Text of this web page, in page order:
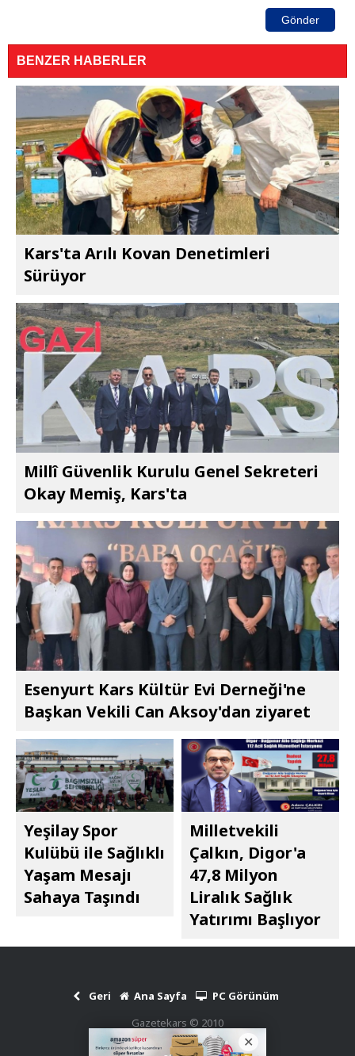
Gönder
BENZER HABERLER
Kars'ta Arılı Kovan Denetimleri
Sürüyor
Millî Güvenlik Kurulu Genel Sekreteri
Okay Memiş, Kars'ta
Esenyurt Kars Kültür Evi Derneği'ne
Başkan Vekili Can Aksoy'dan ziyaret
Yeşilay Spor
Kulübü ile Sağlıklı
Yaşam Mesajı
Sahaya Taşındı
Milletvekili
Çalkın, Digor'a
47,8 Milyon
Liralık Sağlık
Yatırımı Başlıyor
Geri Ana Sayfa
PC Görünüm
Gazetekars © 2010
Haber Scripti